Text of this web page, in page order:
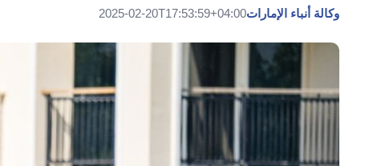
وكالة أنباء الإمارات2025-02-20T17:53:59+04:00